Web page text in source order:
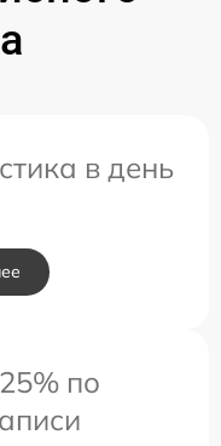
в день
по